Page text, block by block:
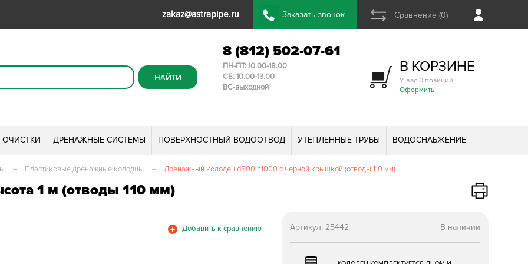
zakaz@astrapipe.ru Заказать звонок Сравнение (0)
8 (812) 502-07-61
ПН-ПТ: 10.00-18.00
СБ: 10.00-13.00
ВС-выходной
В КОРЗИНЕ
У вас 0 позиций
Оформить
ОЧИСТКИ ДРЕНАЖНЫЕ СИСТЕМЫ ПОВЕРХНОСТНЫЙ ВОДООТВОД УТЕПЛЕННЫЕ ТРУБЫ ВОДОСНАБЖЕНИЕ
– Пластиковые дренажные колодцы – Дренажный колодец d500 h1000 с черной крышкой (отводы 110 мм)
1 м (отводы 110 мм)
В наличии
Артикул:25442